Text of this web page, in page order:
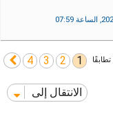
1
2
3
4التالي
الانتقال إلى